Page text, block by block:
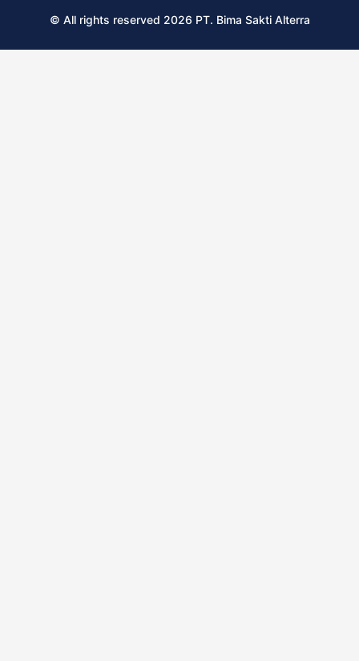
© All rights reserved 2026 PT. Bima Sakti Alterra